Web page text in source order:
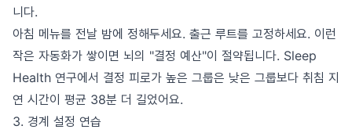
니다.
아침 메뉴를 전날 밤에 정해두세요. 출근 루트를 고정하세요. 이런
작은 자동화가 쌓이면 뇌의 "결정 예산"이 절약됩니다. Sleep
Health 연구에서 결정 피로가 높은 그룹은 낮은 그룹보다 취침 지
연 시간이 평균 38분 더 길었어요.
3. 경계 설정 연습